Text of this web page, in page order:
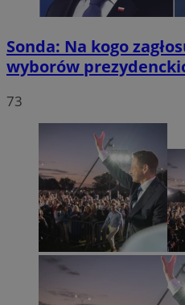
Sonda: Na kogo
wyborów
73